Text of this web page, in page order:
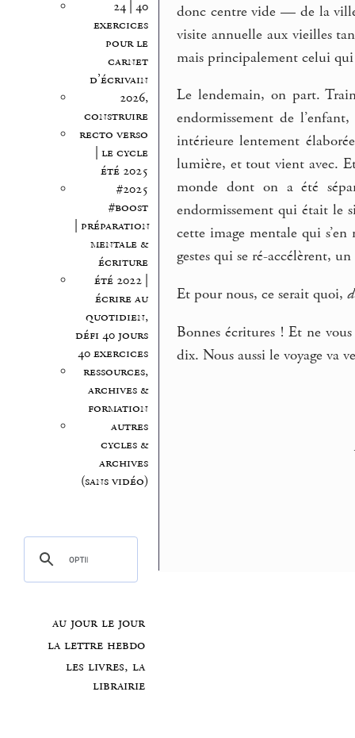
24 | 40
exercices
pour le
carnet
d’écrivain
2026,
construire
recto verso
| le cycle
été 2025
#2025
#boost
| préparation
mentale &
écriture
été 2022 |
écrire au
quotidien,
défi 40 jours
40 exercices
ressources,
archives &
formation
autres
cycles &
archives
(sans vidéo)
au jour le jour
la lettre hebdo
les livres, la
librairie
donc centre vide — de la
visite annuelle aux vieilles
mais principalement celui
Le lendemain, on part.
endormissement de
intérieure lentement
lumière, et tout vient avec.
monde dont on a été
endormissement qui était le
cette image mentale qui
gestes qui se ré-accélèrent,
Et pour nous, ce serait quoi,
Bonnes écritures ! Et ne
dix. Nous aussi le voyage va